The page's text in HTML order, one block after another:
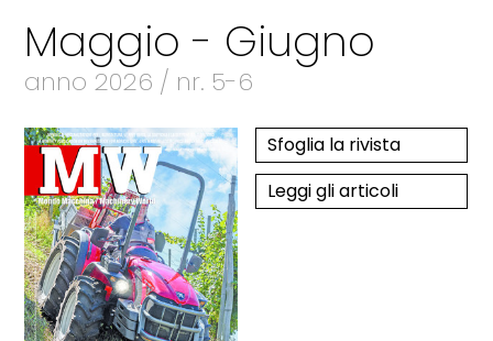
Maggio - Giugno
anno 2026 / nr. 5-6
Sfoglia la rivista
Leggi gli articoli